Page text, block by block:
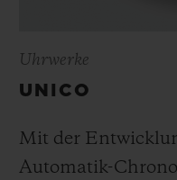
Uhrwerke
UNICO
Mit der
Automatik-